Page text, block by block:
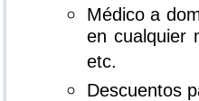
Médico a
en cualquier
etc.
Descuentos